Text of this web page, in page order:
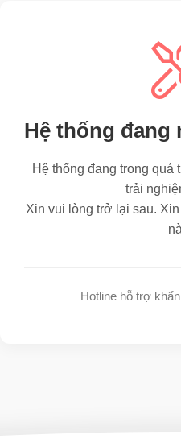
Hệ thống đang
Hệ thống đang trong quá
trải
Xin vui lòng trở lại sau.
Hotline hỗ trợ